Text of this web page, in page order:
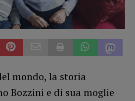
mondo, la storia
Bozzini e di sua moglie